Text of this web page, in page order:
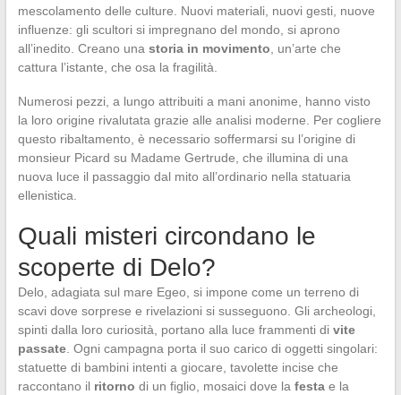
mescolamento delle culture. Nuovi materiali, nuovi gesti, nuove
influenze: gli scultori si impregnano del mondo, si aprono
all’inedito. Creano una storia in movimento , un’arte che
cattura l’istante, che osa la fragilità.
Numerosi pezzi, a lungo attribuiti a mani anonime, hanno visto
la loro origine rivalutata grazie alle analisi moderne. Per cogliere
questo ribaltamento, è necessario soffermarsi su l’origine di
monsieur Picard su Madame Gertrude, che illumina di una
nuova luce il passaggio dal mito all’ordinario nella statuaria
ellenistica.
Quali misteri circondano le
scoperte di Delo?
Delo, adagiata sul mare Egeo, si impone come un terreno di
scavi dove sorprese e rivelazioni si susseguono. Gli archeologi,
spinti dalla loro curiosità, portano alla luce frammenti di vite
passate. Ogni campagna porta il suo carico di oggetti singolari:
statuette di bambini intenti a giocare, tavolette incise che
raccontano il ritorno di un figlio, mosaici dove la festae la